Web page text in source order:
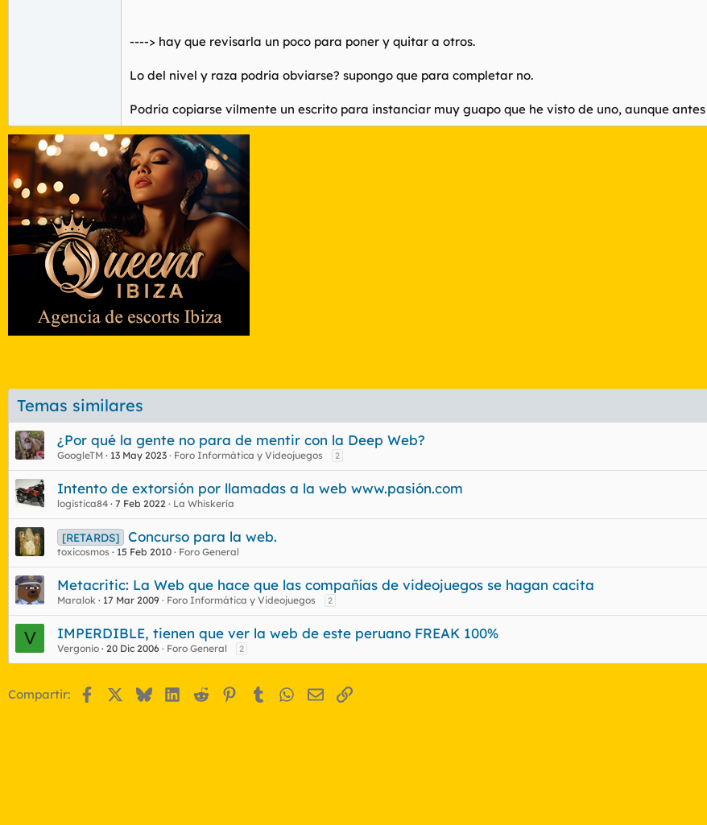
----> hay que revisarla un poco para poner y quitar a otros.
Lo del nivel y raza podria obviarse? supongo que para completar no.
Podria copiarse vilmente un escrito para instanciar muy guapo que he visto de uno, aunque
Temas similares
¿Por qué la gente no para de mentir con la Deep Web?
GoogleTM 13 May 2023 Foro Informática y Videojuegos 2
Intento de extorsión por llamadas a la web www.pasión.com
logistica84 7 Feb 2022 La Whiskería
[RETARDS] Concurso para la web.
toxicosmos 15 Feb 2010 Foro General
Metacritic: La Web que hace que las compañías de videojuegos se hagan cacita
Maralok 17 Mar 2009 Foro Informática y Videojuegos 2
V IMPERDIBLE, tienen que ver la web de este peruano FREAK 100%
Vergonio 20 Dic 2006 Foro General 2
Compartir: FacebookBlueskyLinkedIn
Reddit Pinterest
Tumblr WhatsApp
EmailEnlace